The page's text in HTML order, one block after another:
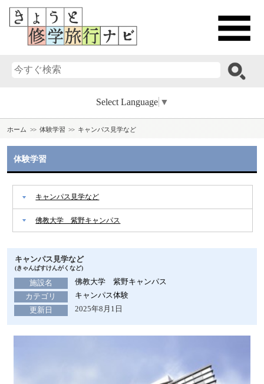
Select Language ▼
ホーム 体験学習 キャンパス見学など
体験学習
キャンパス見学など
佛教大学 紫野キャンパス
キャンパス見学など
(きゃんぱすけんがくなど)
施設名
佛教大学 紫野キャンパス
カテゴリ
キャンパス体験
更新日
2025年8月1日